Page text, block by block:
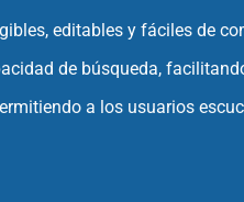
editables y fáciles de
de búsqueda,
a los usuarios